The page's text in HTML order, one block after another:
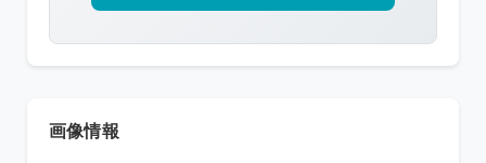
護
画像情報